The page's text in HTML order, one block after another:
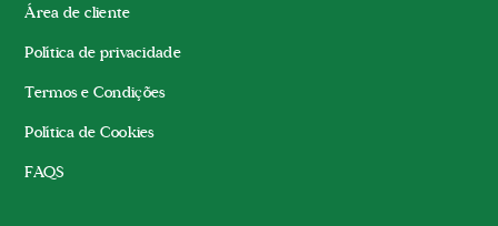
Área de cliente
Política de privacidade
Termos e Condições
Política de Cookies
FAQS